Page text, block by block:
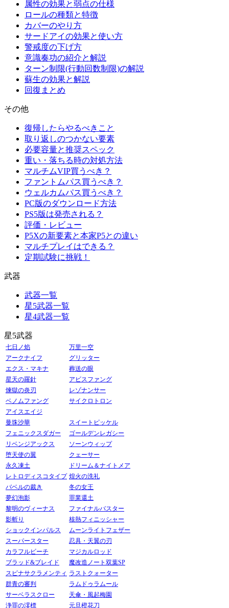
属性の効果と弱点の仕様
ロールの種類と特徴
カバーのやり方
サードアイの効果と使い方
警戒度の下げ方
意識奏功の紹介と解説
ターン制限(行動回数制限)の解説
蘇生の効果と解説
回復まとめ
その他
復帰したらやるべきこと
取り返しのつかない要素
必要容量と推奨スペック
重い・落ちる時の対処方法
マルチムVIP買うべき？
ファントムパス買うべき？
ウェルカムパス買うべき？
PC版のダウンロード方法
PS5版は発売される？
評価・レビュー
P5Xの新要素と本家P5との違い
マルチプレイはできる？
定期試験に挑戦！
武器
武器一覧
星5武器一覧
星4武器一覧
星5武器
七日ノ焰
万里一空
アークナイフ
グリッター
エクス・マキナ
葬送の眼
星天の羅針
アビスファング
煉獄の炎刃
レゾナンサー
ベノムファング
サイクロトロン
アイスエイジ
曼珠沙華
スイートピッケル
フェニックスダガー
ゴールデンレガシー
リベンジアックス
ソーンウィップ
堕天使の翼
クェーサー
永久凍土
ドリーム＆ナイトメア
レトロディスコタイプ 煌火の洗礼
バベルの裁き
冬の女王
夢幻泡影
罪業還土
黎明のヴィーナス
ファイナルバスター
影斬り
核熱フィニッシャー
ショックインパルス
ムーンライトフェザー
スーパースター
忍具・天翼の刃
カラフルビーチ
マジカルロッド
ブラッド&ブレイド
魔改造ノート双葉SP
スピナサクラメンティ ラストクォーター
群青の審判
ラムドゥラムール
サーベラスクロー
天傘・風起梅園
浄罪の澪標
元旦橙花刀